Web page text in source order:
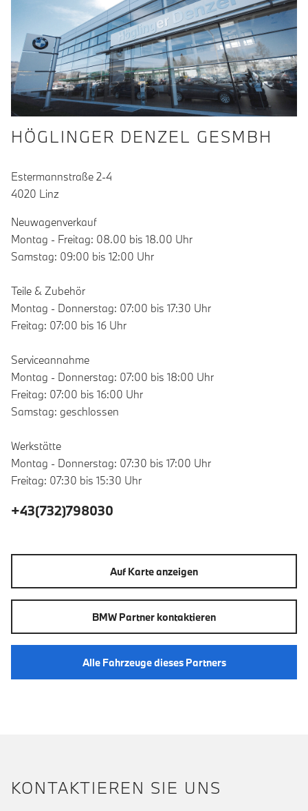
HÖGLINGER DENZEL GESMBH
Estermannstraße 2-4
4020 Linz
Neuwagenverkauf
Montag - Freitag: 08.00 bis 18.00 Uhr
Samstag: 09:00 bis 12:00 Uhr
Teile & Zubehör
Montag - Donnerstag: 07:00 bis 17:30 Uhr
Freitag: 07:00 bis 16 Uhr
Serviceannahme
Montag - Donnerstag: 07:00 bis 18:00 Uhr
Freitag: 07:00 bis 16:00 Uhr
Samstag: geschlossen
Werkstätte
Montag - Donnerstag: 07:30 bis 17:00 Uhr
Freitag: 07:30 bis 15:30 Uhr
+43(732)798030
Auf Karte anzeigen
BMW Partner kontaktieren
Alle Fahrzeuge dieses Partners
KONTAKTIEREN SIE UNS